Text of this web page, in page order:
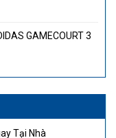
GAMECOURT 3
Tại Nhà